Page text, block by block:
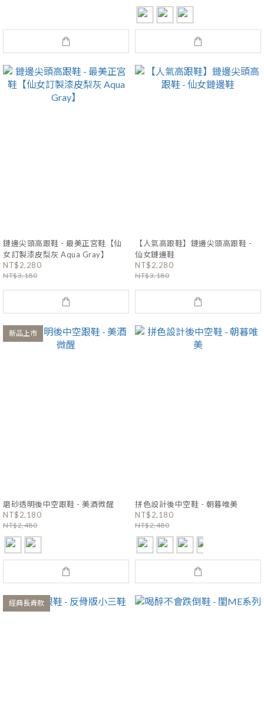
鏈邊尖頭高跟鞋 - 最美正宮鞋【仙
女訂製漆皮梨灰 Aqua Gray】
NT$2,280
NT$3,180
【人氣高跟鞋】鏈邊尖頭高跟鞋 -
仙女鏈邊鞋
NT$2,280
NT$3,180
新品上市
磨砂透明後中空跟鞋 - 美酒微醒
NT$2,180
NT$2,480
拼色設計後中空鞋 - 朝暮唯美
NT$2,180
NT$2,480
經典長青款